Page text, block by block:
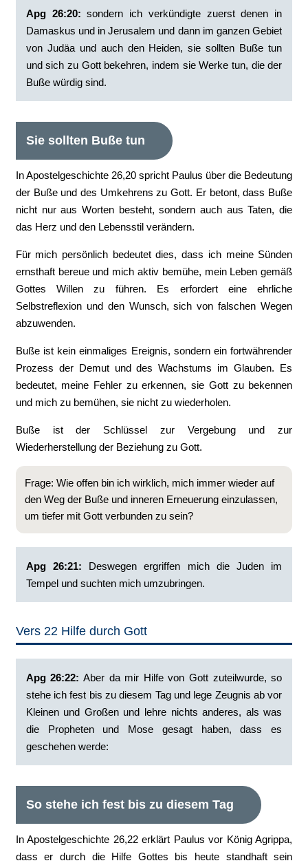
Apg 26:20: ‭sondern ich verkündigte zuerst denen in
Damaskus und in Jerusalem und dann im ganzen Gebiet
von Judäa und auch den Heiden, sie sollten Buße tun
und sich zu Gott bekehren, indem sie Werke tun, die der
Buße würdig sind.
Sie sollten Buße tun
In Apostelgeschichte 26,20 spricht Paulus über die Bedeutung
der Buße und des Umkehrens zu Gott. Er betont, dass Buße
nicht nur aus Worten besteht, sondern auch aus Taten, die
das Herz und den Lebensstil verändern.
Für mich persönlich bedeutet dies, dass ich meine Sünden
ernsthaft bereue und mich aktiv bemühe, mein Leben gemäß
Gottes Willen zu führen. Es erfordert eine ehrliche
Selbstreflexion und den Wunsch, sich von falschen Wegen
abzuwenden.
Buße ist kein einmaliges Ereignis, sondern ein fortwährender
Prozess der Demut und des Wachstums im Glauben. Es
bedeutet, meine Fehler zu erkennen, sie Gott zu bekennen
und mich zu bemühen, sie nicht zu wiederholen.
Buße ist der Schlüssel zur Vergebung und zur
Wiederherstellung der Beziehung zu Gott.
Frage: Wie offen bin ich wirklich, mich immer wieder auf
den Weg der Buße und inneren Erneuerung einzulassen,
um tiefer mit Gott verbunden zu sein?
Apg 26:21: ‭Deswegen ergriffen mich die Juden im
Tempel und suchten mich umzubringen.
Vers 22 Hilfe durch Gott
Apg 26:22: ‭Aber da mir Hilfe von Gott zuteilwurde, so
stehe ich fest bis zu diesem Tag und lege Zeugnis ab vor
Kleinen und Großen und lehre nichts anderes, als was
die Propheten und Mose gesagt haben, dass es
geschehen werde:
So stehe ich fest bis zu diesem Tag
In Apostelgeschichte 26,22 erklärt Paulus vor König Agrippa,
dass er durch die Hilfe Gottes bis heute standhaft sein